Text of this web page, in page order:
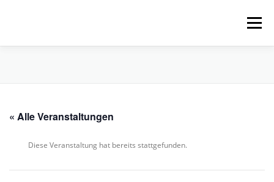
Menü
VERLEIH, TOUREN UND SUP
« Alle Veranstaltungen
Diese Veranstaltung hat bereits stattgefunden.